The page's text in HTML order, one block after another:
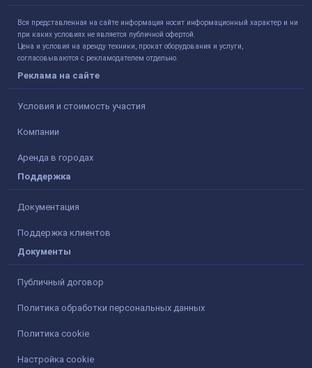
Вся представленная на сайте информация носит информационный характер и ни
при каких условиях не является публичной офертой.
Цена и условия на аренду техники, прокат оборудования и услуги,
согласовываются с рекламодателем отдельно.
Реклама на сайте
Условия и стоимость участия
Компании
Аренда в городах
Поддержка
Документация
Поддержка клиентов
Документы
Публичный договор
Политика обработки персональных данных
Политика cookie
Настройка cookie